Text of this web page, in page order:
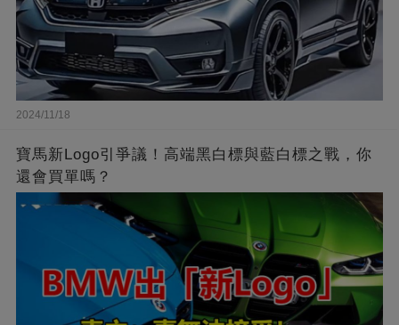
2024/11/18
寶馬新Logo引爭議！高端黑白標與藍白標之戰，你
還會買單嗎？